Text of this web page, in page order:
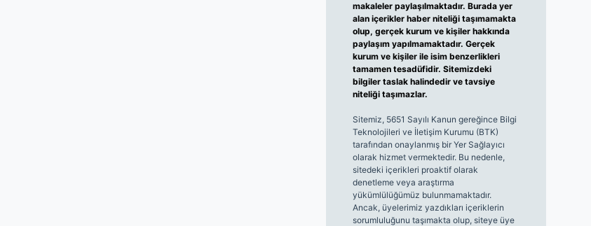
makaleler paylaşılmaktadır. Burada yer
alan içerikler haber niteliği taşımamakta
olup, gerçek kurum ve kişiler hakkında
paylaşım yapılmamaktadır. Gerçek
kurum ve kişiler ile isim benzerlikleri
tamamen tesadüfidir. Sitemizdeki
bilgiler taslak halindedir ve tavsiye
niteliği taşımazlar.
Sitemiz, 5651 Sayılı Kanun gereğince Bilgi
Teknolojileri ve İletişim Kurumu (BTK)
tarafından onaylanmış bir Yer Sağlayıcı
olarak hizmet vermektedir. Bu nedenle,
sitedeki içerikleri proaktif olarak
denetleme veya araştırma
yükümlülüğümüz bulunmamaktadır.
Ancak, üyelerimiz yazdıkları içeriklerin
sorumluluğunu taşımakta olup, siteye üye